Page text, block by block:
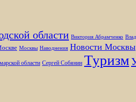
области Виктория Абрамченко
Москвы Наводнения Новости Москвы
области Сергей Собянин Туризм